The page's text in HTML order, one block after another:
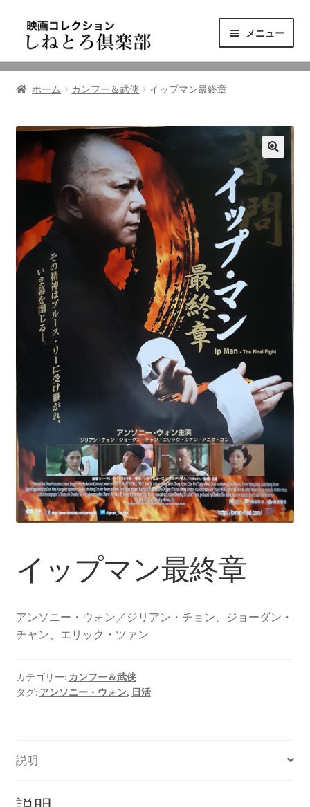
ゲ
シ
ン
ス
キ
テ
ツ
ス
ッ
プ
メニュー
ニュース
東三河の映画館
しねとろ倶楽部について
リンクの旅
ホーム カンフー＆武侠 イップマン最終章
イップマン最終章
アンソニー・ウォン／ジリアン・チョン、ジョーダン・
チャン、エリック・ツァン
カテゴリー: カンフー＆武侠
タグ: アンソニー・ウォン, 日活
説明